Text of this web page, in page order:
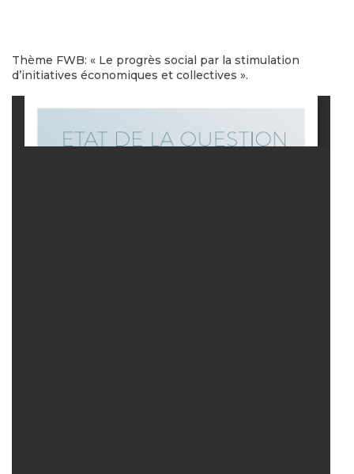
Thème FWB: « Le progrès social par la stimulation
d’initiatives économiques et collectives ».